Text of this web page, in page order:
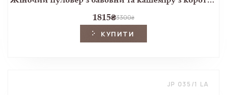
1815₴3300₴
КУПИТИ
JP 035/1 LA